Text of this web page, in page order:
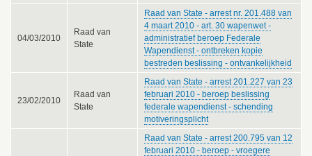
04/03/2010
Raad van
State
Raad van State - arrest nr. 201.488 van
4 maart 2010 - art. 30 wapenwet -
administratief beroep Federale
Wapendienst - ontbreken kopie
bestreden beslissing - ontvankelijkheid
23/02/2010
Raad van
State
Raad van State - arrest 201.227 van 23
februari 2010 - beroep beslissing
federale wapendienst - schending
motiveringsplicht
Raad van State - arrest 200.795 van 12
februari 2010 - beroep - vroegere